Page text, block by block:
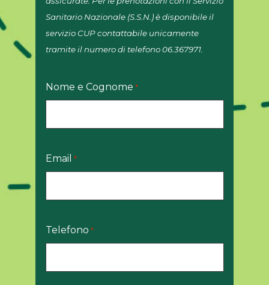
Sanitario Nazionale (S.S.N.) è disponibile il
servizio CUP contattabile unicamente
tramite il numero di telefono 06.367971.
Nome e Cognome *
Email *
Telefono *